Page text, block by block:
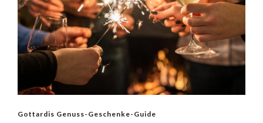
Gottardis Genuss-Geschenke-Guide